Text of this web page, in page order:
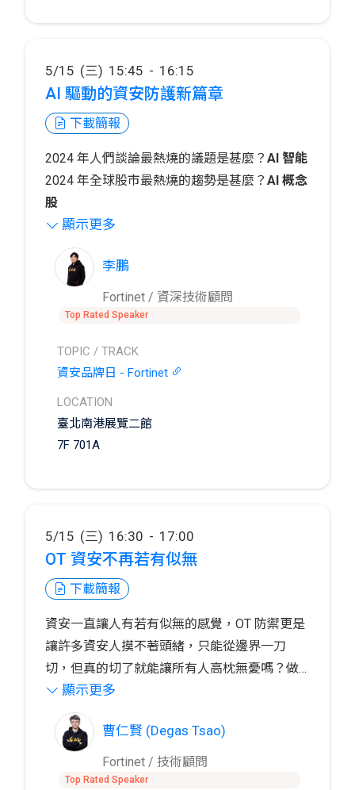
5/15 (三) 15:45 - 16:15
AI 驅動的資安防護新篇章
下載簡報
2024 年人們談論最熱燒的議題是甚麼？ AI 智能
2024 年全球股市最熱燒的趨勢是甚麼？ AI 概念
股
2024 年資安防護一定要具備的概念是甚麼？
驅動的安全防護
本議程同與會者聊聊資安面臨的新挑戰、威脅
經由 AI 武裝化後不斷變種，企業方須善用人工
智能，而不是工人智能，
護。
顯示更多
李鵬
Fortinet / 資深技術顧問
Top Rated Speaker
TOPIC / TRACK
資安品牌日 - Fortinet
LOCATION
臺北南港展覽二館
7F 701A
5/15 (三) 16:30 - 17:00
OT 資安不再若有似無
下載簡報
資安一直讓人有若有似無的感覺，OT 防禦更是
讓許多資安人摸不著頭緒，只能從邊界一刀
切，但真的切了就能讓所有人高枕無憂嗎？做
好資安，工廠才能持續生產，落實資安，相關
的人才能高枕無憂，Fortinet 提供業界最完整的
OT 資安防護方案，協助您了解 OT 防禦、部屬
OT 防禦，以及運維 OT 防禦。
顯示更多
曹仁賢 (Degas Tsao)
Fortinet / 技術顧問
Top Rated Speaker